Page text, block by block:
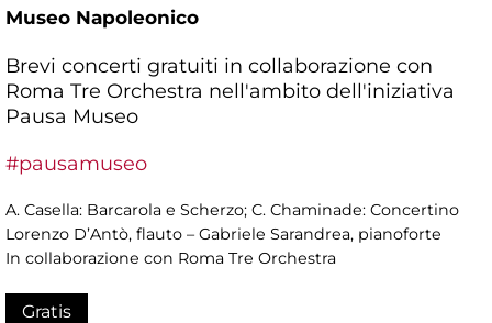
Museo Napoleonico
Brevi concerti gratuiti in collaborazione con
Roma Tre Orchestra nell'ambito dell'iniziativa
Pausa Museo
#pausamuseo
A. Casella: Barcarola e Scherzo; C. Chaminade: Concertino
Lorenzo D’Antò, flauto – Gabriele Sarandrea, pianoforte
In collaborazione con Roma Tre Orchestra
Gratis